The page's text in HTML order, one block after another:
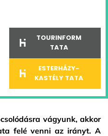
TOURINFORM
TATA
ESTERHÁZY-
KASTÉLY TATA
vágyunk, akkor
felé venni az irányt. A